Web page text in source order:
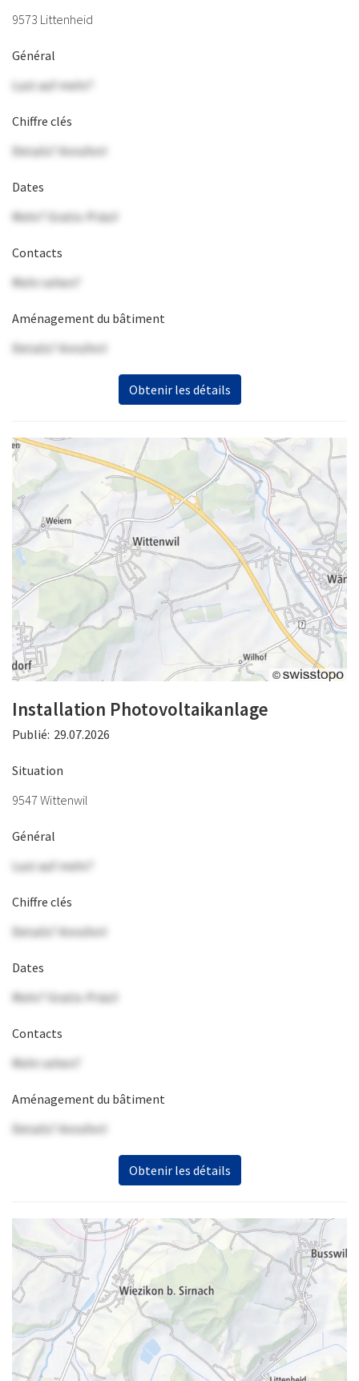
9573 Littenheid
Général
Lust auf mehr?
Chiffre clés
Details? Anrufen!
Dates
Mehr? Gratis-Präsi!
Contacts
Mehr sehen?
Aménagement du bâtiment
Details? Anrufen!
Obtenir les détails
Installation Photovoltaikanlage
Publié: 29.07.2026
Situation
9547 Wittenwil
Général
Lust auf mehr?
Chiffre clés
Details? Anrufen!
Dates
Mehr? Gratis-Präsi!
Contacts
Mehr sehen?
Aménagement du bâtiment
Details? Anrufen!
Obtenir les détails